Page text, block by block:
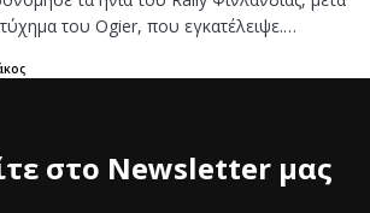
του Ogier, που εγκατέλειψε.…
στο Newsletter μας